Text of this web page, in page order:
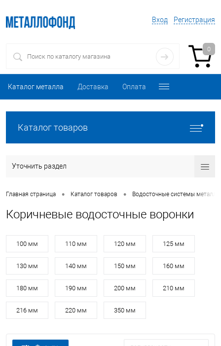
Вход Регистрация
0
Каталог металла Доставка Оплата
Каталог товаров
Уточнить раздел
Главная страница • Каталог товаров • Водосточные системы
Коричневые водосточные воронки
100 мм 110 мм 120 мм 125 мм
130 мм 140 мм 150 мм 160 мм
180 мм 190 мм 200 мм 210 мм
216 мм 220 мм 350 мм